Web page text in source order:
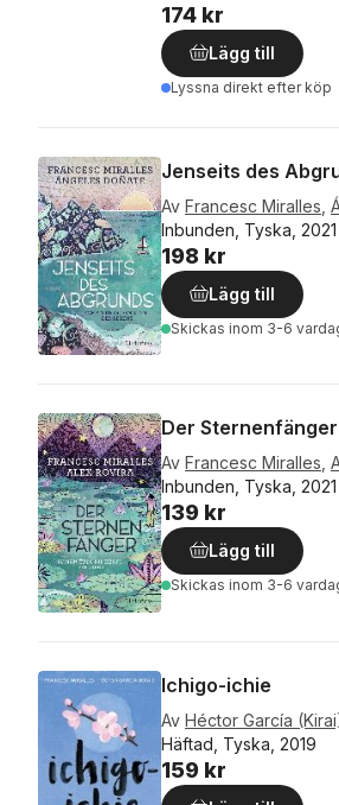
174 kr
Lägg till
Lyssna direkt efter köp
Jenseits des
Av Francesc Miralles
Inbunden, Tyska, 2021
198 kr
Lägg till
Skickas inom 3-6
Der Sternenfänger
Av Francesc Miralles
Inbunden, Tyska, 2021
139 kr
Lägg till
Skickas inom 3-6
Ichigo-ichie
Av Héctor García
Häftad, Tyska, 2019
159 kr